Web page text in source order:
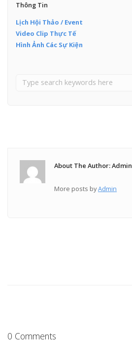
Thông Tin
Lịch Hội Thảo / Event
Video Clip Thực Tế
Hình Ảnh Các Sự Kiện
About The Author: Admin
More posts byAdmin
0 Comments